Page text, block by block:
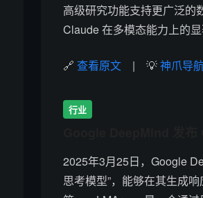
高级研究功能支持更广泛的
Claude 在多模态能力上的
🔗 查看原文 | 💡神爪导
行业
2025年3月25日，Google
思考模型”，能够在其生成